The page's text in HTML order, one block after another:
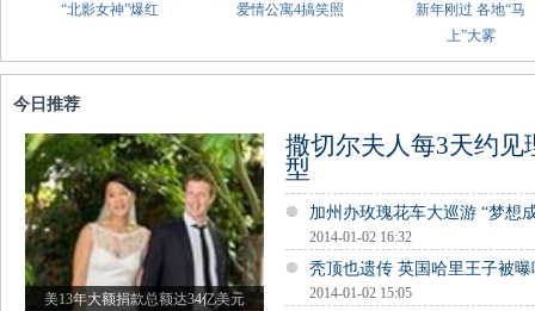
“北影女神”爆红 爱情公寓4搞笑照
新年刚过 各地“马
上”大雾
今日推荐
美13年大额捐款总额达34亿美元
撒切尔夫人每3天约见
型
加州办玫瑰花车大巡游 “梦想
2014-01-02 16:32
秃顶也遗传 英国哈里王子被
2014-01-02 15:05